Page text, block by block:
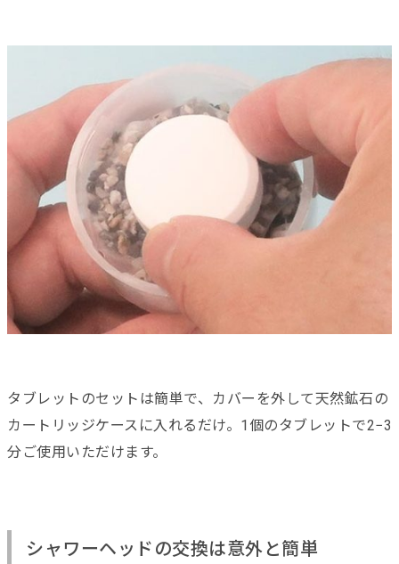
タブレットのセットは簡単で、カバーを外して天然鉱石の
カートリッジケースに入れるだけ。1個のタブレットで2−3
分ご使用いただけます。
シャワーヘッドの交換は意外と簡単